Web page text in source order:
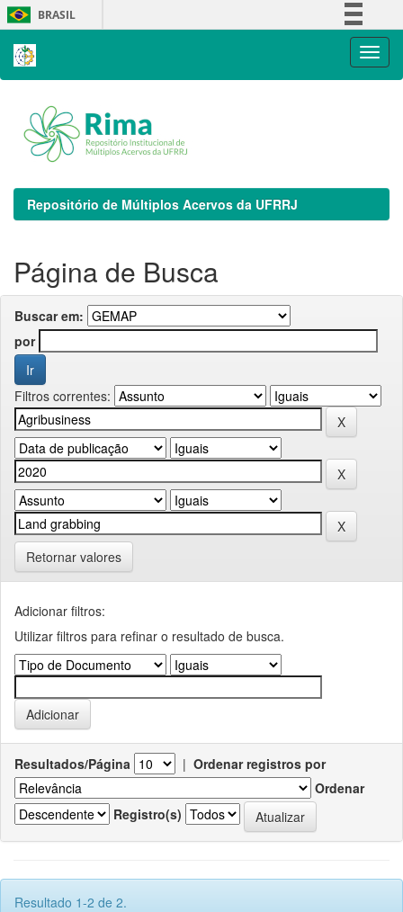
Skip
navigation
BRASIL
Repositório de Múltiplos Acervos da UFRRJ
Página de Busca
Buscar em:
por
Filtros correntes:
Retornar valores
Adicionar filtros:
Utilizar filtros para refinar o resultado de busca.
Resultados/Página | Ordenar registros por
Ordenar
Registro(s)
Resultado 1-2 de 2.